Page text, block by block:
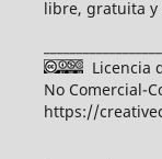
libre, gratuita y
Licencia
No Comercial-
https://